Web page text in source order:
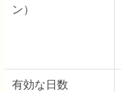
ン）
有効な日数